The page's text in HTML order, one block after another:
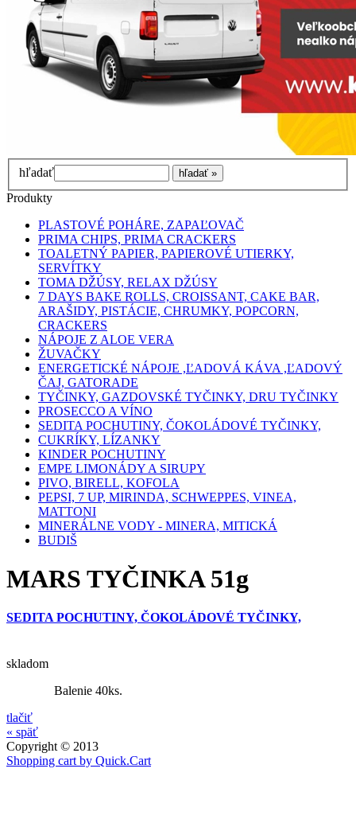
hľadať
Produkty
PLASTOVÉ POHÁRE, ZAPAĽOVAČ
PRIMA CHIPS, PRIMA CRACKERS
TOALETNÝ PAPIER, PAPIEROVÉ UTIERKY,
SERVÍTKY
TOMA DŽÚSY, RELAX DŽÚSY
7 DAYS BAKE ROLLS, CROISSANT, CAKE BAR,
ARAŠIDY, PISTÁCIE, CHRUMKY, POPCORN,
CRACKERS
NÁPOJE Z ALOE VERA
ŽUVAČKY
ENERGETICKÉ NÁPOJE ,ĽADOVÁ KÁVA ,ĽADOVÝ
ČAJ, GATORADE
TYČINKY, GAZDOVSKÉ TYČINKY, DRU TYČINKY
PROSECCO A VÍNO
SEDITA POCHUTINY, ČOKOLÁDOVÉ TYČINKY,
CUKRÍKY, LÍZANKY
KINDER POCHUTINY
EMPE LIMONÁDY A SIRUPY
PIVO, BIRELL, KOFOLA
PEPSI, 7 UP, MIRINDA, SCHWEPPES, VINEA,
MATTONI
MINERÁLNE VODY - MINERA, MITICKÁ
BUDIŠ
MARS TYČINKA 51g
SEDITA POCHUTINY, ČOKOLÁDOVÉ TYČINKY,
skladom
Balenie 40ks.
tlačiť
« späť
Copyright © 2013
Shopping cart by Quick.Cart